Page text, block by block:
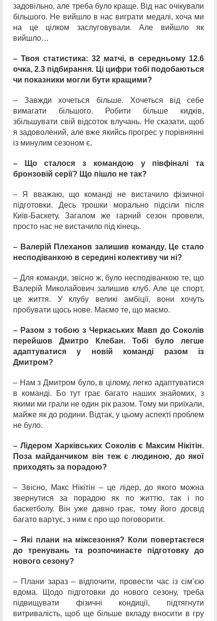
задовільно, але треба було краще. Від нас очікували
більшого. Не вийшло в нас виграти медалі, хоча ми
на це цілком заслуговували. Але вийшло як
вийшло…
– Твоя статистика: 32 матчі, в середньому 12.6
очка, 2.3 підбирання. Ці цифри тобі подобаються
чи показники могли бути кращими?
– Завжди хочеться більше. Хочеться від себе
вимагати більшого. Робити більше кидків,
збільшувати свій відсоток влучань. Не сказати, щоб
я задоволений, але вже якийсь прогрес у порівнянні
із минулим сезоном є.
– Що сталося з командою у півфіналі та
бронзовій серії? Що пішло не так?
– Я вважаю, що команді не вистачило фізичної
підготовки. Десь трошки морально підсіли після
Київ-Баскету. Загалом же гарний сезон провели,
просто нас не вистачило під кінець.
– Валерій Плеханов залишив команду. Це стало
несподіванкою в середині колективу чи ні?
– Для команди, звісно ж, було несподіванкою те, що
Валерій Миколайович залишив клуб. Але це спорт,
це життя. У клубу великі амбіції, вони хочуть
пробувати щось нове. Маємо те, що маємо.
– Разом з тобою з Черкаських Мавп до Соколів
перейшов Дмитро Клебан. Тобі було легше
адаптуватися у новій команді разом із
Дмитром?
– Нам з Дмитром було, в цілому, легко адаптуватися
в команді. Бо тут грає багато наших знайомих, з
якими ми грали не один рік разом. Тому ми приїхали,
майже як до родини. Відтак, у цьому аспекті проблем
не було.
– Лідером Харківських Соколів є Максим Нікітін.
Поза майданчиком він теж є людиною, до якої
приходять за порадою?
– Звісно, Макс Нікітін – це лідер, до якого можна
звернутися за порадою як по життю, так і по
баскетболу. Він уже давно грає, тому його досвід
багато вартує, з ним є про що поговорити.
– Які плани на міжсезоння? Коли повертаєтеся
до тренувань та розпочинаєте підготовку до
нового сезону?
– Плани зараз – відпочити, провести час із сім’єю
вдома. Щодо підготовки до нового сезону, треба
підвищувати фізичні кондиції, підтягнути
витривалість, щоб ще більше вкладу вносити в гру